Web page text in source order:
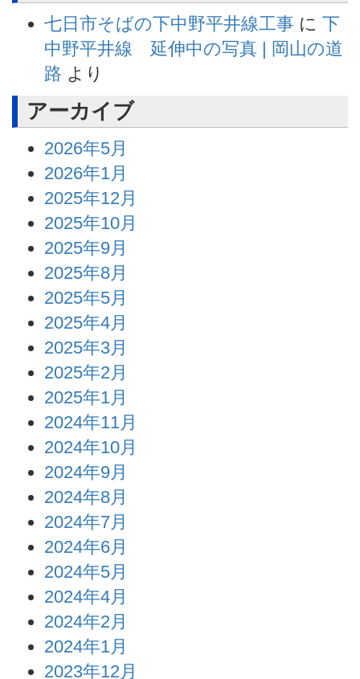
七日市そばの下中野平井線工事 に 下
中野平井線 延伸中の写真 | 岡山の道
路 より
アーカイブ
2026年5月
2026年1月
2025年12月
2025年10月
2025年9月
2025年8月
2025年5月
2025年4月
2025年3月
2025年2月
2025年1月
2024年11月
2024年10月
2024年9月
2024年8月
2024年7月
2024年6月
2024年5月
2024年4月
2024年2月
2024年1月
2023年12月